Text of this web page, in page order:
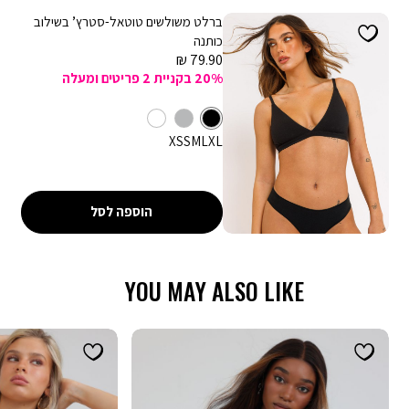
ברלט משולשים טוטאל-סטרץ’ בשילוב
כותנה
מחיר
מכירה
79.90 ₪
20% בקניית 2 פריטים ומעלה
צבע
שחור
מידה
XSS M XL
הוספה לסל
YOU MAY ALSO LIKE